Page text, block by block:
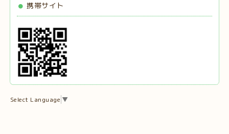
携帯サイト
Select Language ▼